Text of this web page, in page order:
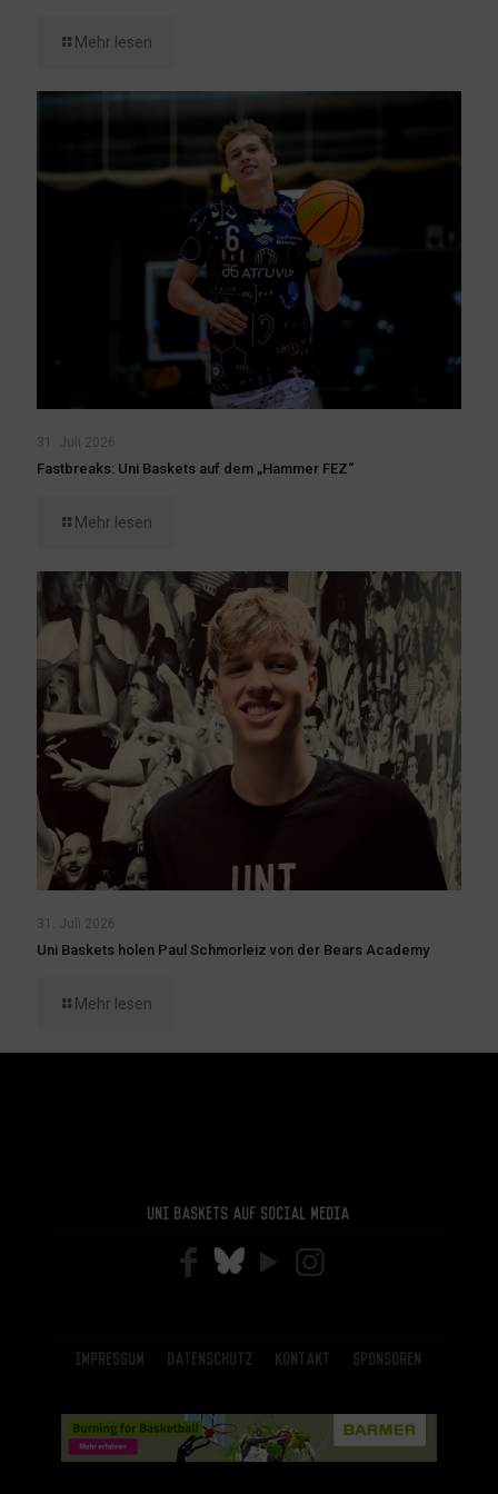
Mehr lesen
31. Juli 2026
Fastbreaks: Uni Baskets auf dem „Hammer FEZ“
Mehr lesen
31. Juli 2026
Uni Baskets holen Paul Schmorleiz von der Bears Academy
Mehr lesen
Uni Baskets auf Social Media
Impressum Datenschutz Kontakt Sponsoren